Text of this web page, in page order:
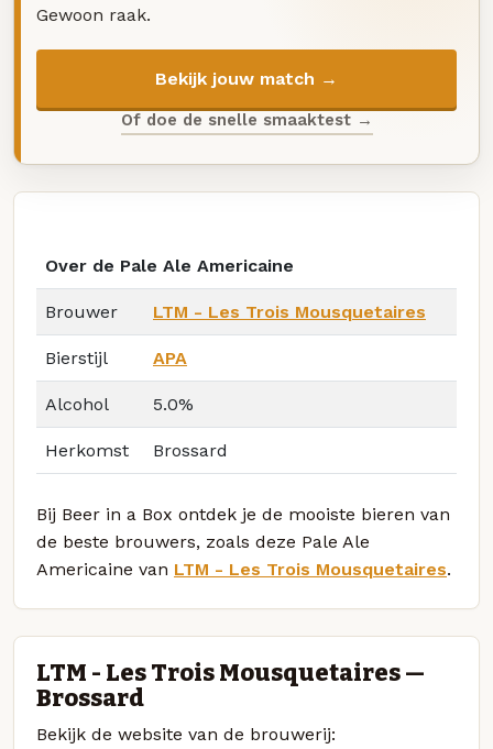
Gewoon raak.
Bekijk jouw match →
Of doe de snelle smaaktest →
Over de Pale Ale Americaine
Brouwer LTM - Les Trois Mousquetaires
Bierstijl APA
Alcohol 5.0%
Herkomst Brossard
Bij Beer in a Box ontdek je de mooiste bieren van
de beste brouwers, zoals deze Pale Ale
Americaine van LTM - Les Trois Mousquetaires.
LTM - Les Trois Mousquetaires —
Brossard
Bekijk de website van de brouwerij: